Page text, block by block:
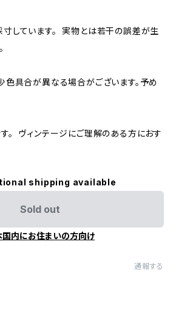
しています。 実物とは若干の誤差が生
具合が異なる場合がございます。予め
。 ヴィンテージにご理解のある方におす
shipping available
Sold out
国内にお住まいの方向け
通報する